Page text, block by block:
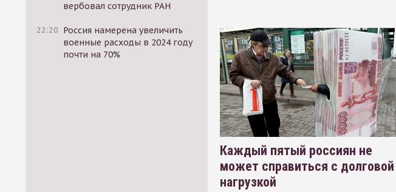
вербовал сотрудник РАН
22:20 Россия намерена увеличить
военные расходы в 2024 году
почти на 70%
Каждый пятый россиян не
может справиться с долговой
нагрузкой